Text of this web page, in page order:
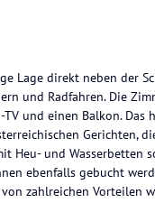
Lage direkt neben der
und Radfahren. Die
und einen Balkon. Das
Gerichten,
Heu- und Wasserbetten
ebenfalls gebucht
zahlreichen Vorteilen